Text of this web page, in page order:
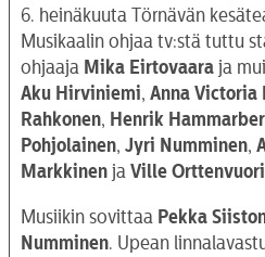
6. heinäkuuta Törnävän
Musikaalin ohjaa tv:stä tuttu
ohjaaja Mika Eirtovaara ja
Aku Hirviniemi, Anna Victoria
Rahkonen, Henrik
Pohjolainen, Jyri Numminen,
Markkinen ja Ville Orttenvuori
Musiikin sovittaa Pekka
Numminen. Upean